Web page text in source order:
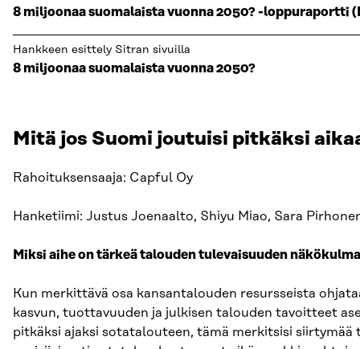
8 miljoonaa suomalaista vuonna 2050? -loppuraportti
Hankkeen esittely Sitran sivuilla
8 miljoonaa suomalaista vuonna 2050?
Mitä jos Suomi joutuisi pitkäksi
Rahoituksensaaja: Capful Oy
Hanketiimi: Justus Joenaalto, Shiyu Miao, Sara
Miksi aihe on tärkeä talouden tulevaisuuden
Kun merkittävä osa kansantalouden resursseista
kasvun, tuottavuuden ja julkisen talouden tavoitteet
pitkäksi ajaksi sotatalouteen, tämä merkitsisi